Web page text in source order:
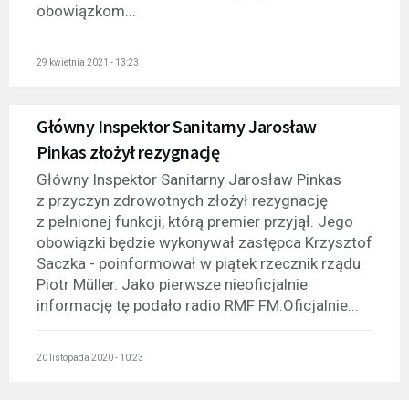
obowiązkom...
29 kwietnia 2021 - 13:23
Główny Inspektor Sanitarny Jarosław
Pinkas złożył rezygnację
Główny Inspektor Sanitarny Jarosław Pinkas
z przyczyn zdrowotnych złożył rezygnację
z pełnionej funkcji, którą premier przyjął. Jego
obowiązki będzie wykonywał zastępca Krzysztof
Saczka - poinformował w piątek rzecznik rządu
Piotr Müller. Jako pierwsze nieoficjalnie
informację tę podało radio RMF FM.Oficjalnie...
20 listopada 2020 - 10:23